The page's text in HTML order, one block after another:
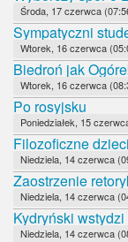
Środa, 17 czerwca
Sympatyczni
Wtorek, 16 czerwca
Biedroń jak
Wtorek, 16 czerwca
Po rosyjsku
Poniedziałek, 15
Filozoficzne
Niedziela, 14 czerwca
Zaostrzenie
Niedziela, 14 czerwca
Kydryński
Niedziela, 14 czerwca